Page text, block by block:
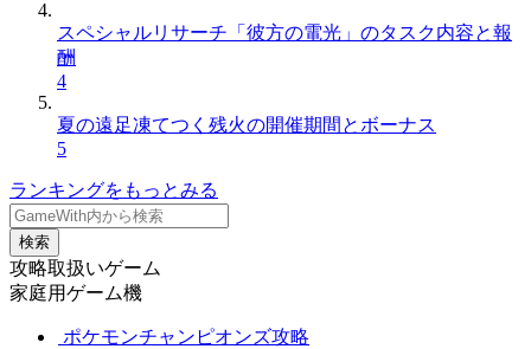
スペシャルリサーチ「彼方の電光」のタスク内容と報
酬
4
夏の遠足凍てつく残火の開催期間とボーナス
5
ランキングをもっとみる
検索
攻略取扱いゲーム
家庭用ゲーム機
ポケモンチャンピオンズ攻略